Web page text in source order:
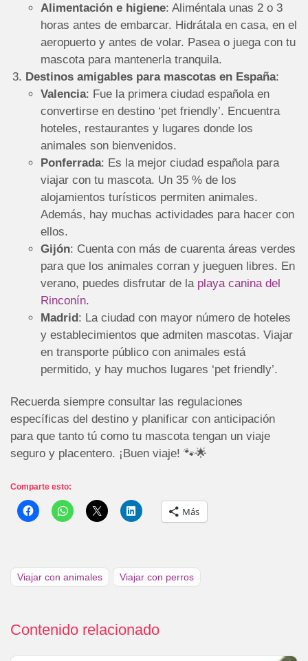
Alimentación e higiene: Aliméntala unas 2 o 3
horas antes de embarcar. Hidrátala en casa, en el
aeropuerto y antes de volar. Pasea o juega con tu
mascota para mantenerla tranquila.
Destinos amigables para mascotas en España:
Valencia: Fue la primera ciudad española en
convertirse en destino ‘pet friendly’. Encuentra
hoteles, restaurantes y lugares donde los
animales son bienvenidos.
Ponferrada: Es la mejor ciudad española para
viajar con tu mascota. Un 35 % de los
alojamientos turísticos permiten animales.
Además, hay muchas actividades para hacer con
ellos.
Gijón: Cuenta con más de cuarenta áreas verdes
para que los animales corran y jueguen libres. En
verano, puedes disfrutar de la playa canina del
Rinconín.
Madrid: La ciudad con mayor número de hoteles
y establecimientos que admiten mascotas. Viajar
en transporte público con animales está
permitido, y hay muchos lugares ‘pet friendly’.
Recuerda siempre consultar las regulaciones
específicas del destino y planificar con anticipación
para que tanto tú como tu mascota tengan un viaje
seguro y placentero. ¡Buen viaje! 🐾🌟
Comparte esto:
Más
Viajar con animales Viajar con perros
Contenido relacionado